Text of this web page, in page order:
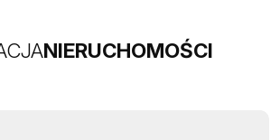
NIERUCHOMOŚCI